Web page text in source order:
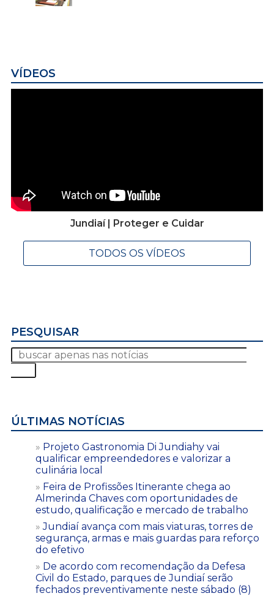
VÍDEOS
Jundiaí | Proteger e Cuidar
TODOS OS VÍDEOS
PESQUISAR
ÚLTIMAS NOTÍCIAS
Projeto Gastronomia Di Jundiahy vai
qualificar empreendedores e valorizar a
culinária local
Feira de Profissões Itinerante chega ao
Almerinda Chaves com oportunidades de
estudo, qualificação e mercado de trabalho
Jundiaí avança com mais viaturas, torres de
segurança, armas e mais guardas para reforço
do efetivo
De acordo com recomendação da Defesa
Civil do Estado, parques de Jundiaí serão
fechados preventivamente neste sábado (8)